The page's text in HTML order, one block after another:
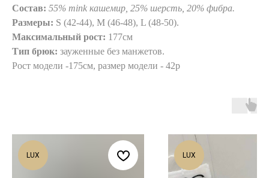
Состав: 55% mink кашемир, 25% шерсть, 20% фибра.
Размеры: S (42-44), M (46-48), L (48-50).
Максимальный рост: 177см
Тип брюк: зауженные без манжетов.
Рост модели -175см, размер модели - 42р
LUX LUX